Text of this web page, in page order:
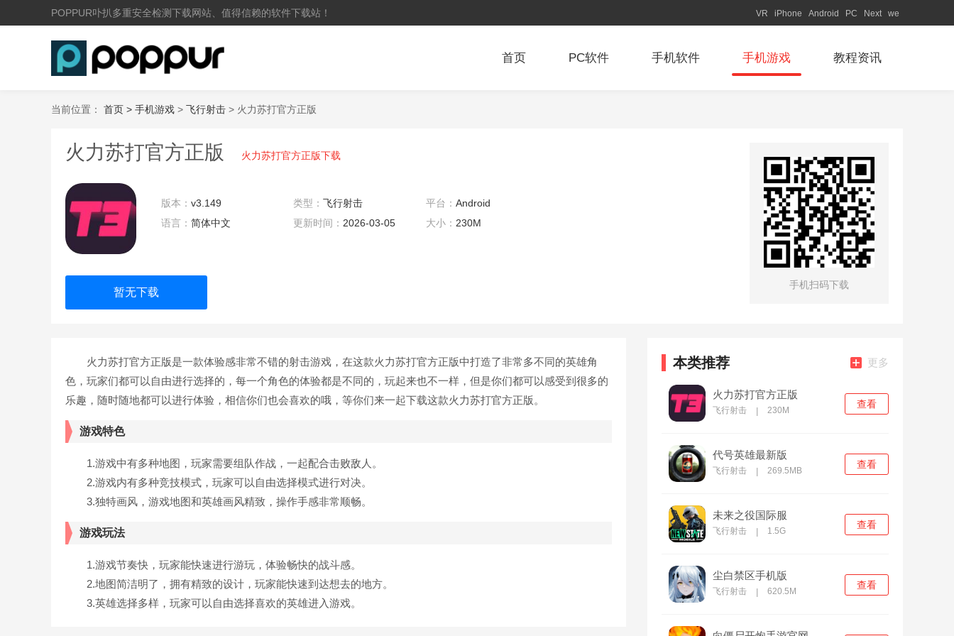
POPPUR卟扒多重安全检测下载网站、值得信赖的软件下载站！ VR iPhone Android PC Next we
首页 PC软件 手机软件 手机游戏 教程资讯
当前位置： 首页 > 手机游戏 > 飞行射击 > 火力苏打官方正版
火力苏打官方正版 火力苏打官方正版下载
版本： v3.149 类型：飞行射击 平台： Android
语言： 简体中文 更新时间： 2026-03-05
大小： 230M
暂无下载
手机扫码下载
火力苏打官方正版是一款体验感非常不错的射击游戏，在这款火力苏打官方正版中打造了非常多不同的英雄角
色，玩家们都可以自由进行选择的，每一个角色的体验都是不同的，玩起来也不一样，但是你们都可以感受到很多的
乐趣，随时随地都可以进行体验，相信你们也会喜欢的哦，等你们来一起下载这款火力苏打官方正版。
游戏特色
1.游戏中有多种地图，玩家需要组队作战，一起配合击败敌人。
2.游戏内有多种竞技模式，玩家可以自由选择模式进行对决。
3.独特画风，游戏地图和英雄画风精致，操作手感非常顺畅。
游戏玩法
1.游戏节奏快，玩家能快速进行游玩，体验畅快的战斗感。
2.地图简洁明了，拥有精致的设计，玩家能快速到达想去的地方。
3.英雄选择多样，玩家可以自由选择喜欢的英雄进入游戏。
本类推荐 更多
火力苏打官方正版
飞行射击 230M
查看
代号英雄最新版
飞行射击 269.5MB
查看
未来之役国际服
飞行射击 1.5G
查看
尘白禁区手机版
飞行射击 620.5M
查看